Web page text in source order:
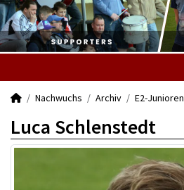
Nachwuchs Archiv E2-Junioren
Luca Schlenstedt